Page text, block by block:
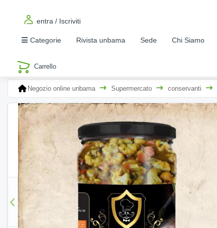
entra / Iscriviti
Categorie Rivista unbama Sede Chi Siamo
Negozio online unbama Supermercato conservanti